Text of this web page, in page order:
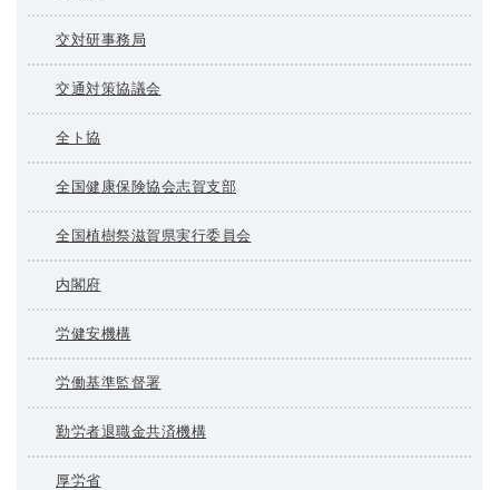
交対研事務局
交通対策協議会
全ト協
全国健康保険協会志賀支部
全国植樹祭滋賀県実行委員会
内閣府
労健安機構
労働基準監督署
勤労者退職金共済機構
厚労省